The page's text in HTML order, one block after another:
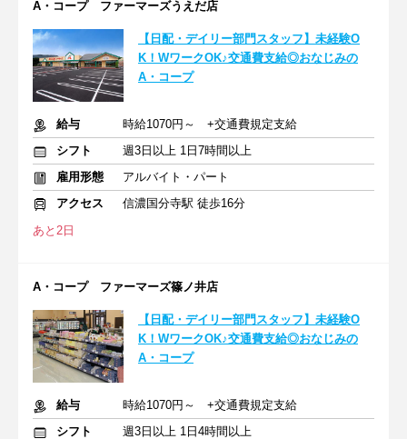
A・コープ ファーマーズうえだ店
【日配・デイリー部門スタッフ】未経験O
K！WワークOK♪交通費支給◎おなじみの
A・コープ
給与
時給1070円～ +交通費規定支給
シフト
週3日以上 1日7時間以上
雇用形態
アルバイト・パート
アクセス
信濃国分寺駅 徒歩16分
あと2日
A・コープ ファーマーズ篠ノ井店
【日配・デイリー部門スタッフ】未経験O
K！WワークOK♪交通費支給◎おなじみの
A・コープ
給与
時給1070円～ +交通費規定支給
シフト
週3日以上 1日4時間以上